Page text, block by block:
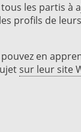
les partis à
profils de
en
sur leur site